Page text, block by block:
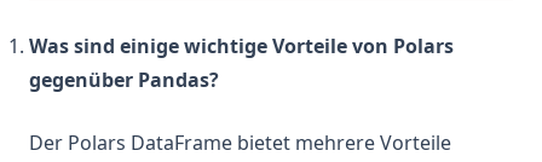
Was sind einige wichtige Vorteile von Polars
gegenüber Pandas?
Der Polars DataFrame bietet mehrere Vorteile